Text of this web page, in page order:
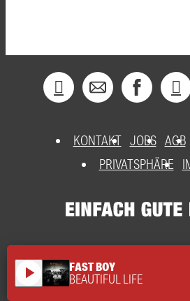
KONTAKT JOBS AGB
PRIVATSPHÄRE
play_arrow FAST BOY
BEAUTIFUL LIFE